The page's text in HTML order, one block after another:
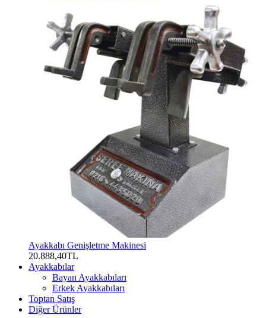
Ayakkabı Genişletme Makinesi
20.888,40TL
Ayakkabılar
Bayan Ayakkabıları
Erkek Ayakkabıları
Toptan Satış
Diğer Ürünler